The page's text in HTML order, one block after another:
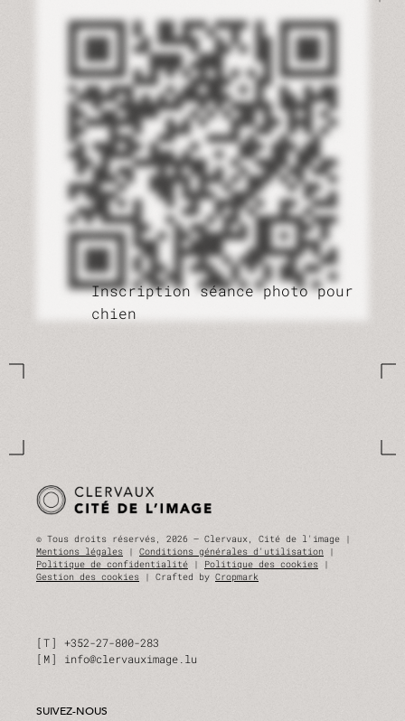
Inscription séance photo pour
chien
© Tous droits réservés, 2026 — Clervaux, Cité de l'image |
Mentions légales | Conditions générales d'utilisation |
Politique de confidentialité | Politique des cookies |
Gestion des cookies | Crafted by Cropmark
T
+352-27-800-283
M
info@clervauximage.lu
SUIVEZ-NOUS